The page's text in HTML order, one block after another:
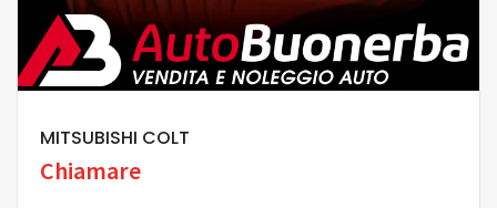
MITSUBISHI COLT
Chiamare